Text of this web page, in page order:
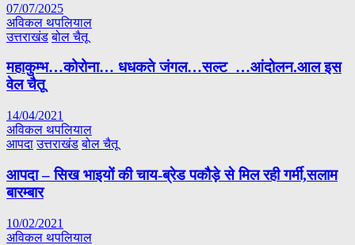
07/07/2025
अविकल थपलियाल
उत्तराखंड बोल चैतू
महाकुम्भ…कोरोना… धधकते जंगल…सल्ट …आंदोलन.आल इस
वेल चैतू
14/04/2021
अविकल थपलियाल
आपदा उत्तराखंड बोल चैतू
आपदा – सिख भाइयों की चाय-ब्रेड पकौड़े से मिल रही गर्मी,सलाम
बारम्बार
10/02/2021
अविकल थपलियाल